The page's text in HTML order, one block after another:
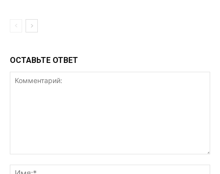
ОСТАВЬТЕ ОТВЕТ